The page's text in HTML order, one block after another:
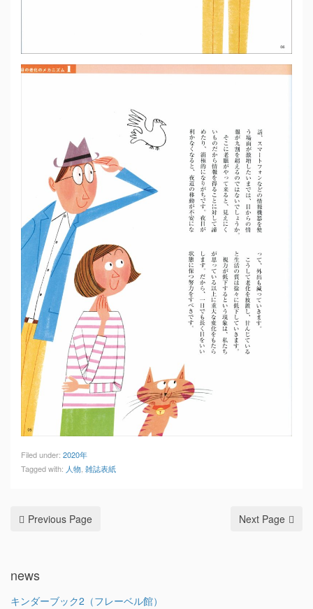
Filed under: 2020年
Tagged with: 人物, 雑誌表紙
Previous Page Next Page
news
キンダーブック2（フレーベル館）